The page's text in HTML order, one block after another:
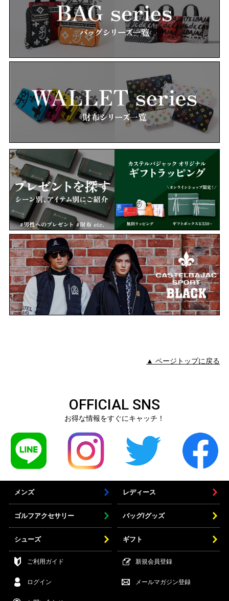
▲ ページトップに戻る
OFFICIAL SNS
お得な情報をすぐにキャッチ！
メンズ レディース
ゴルフアクセサリー バッグ/グッズ
シューズ ギフト
ご利用ガイド 新規会員登録
ログイン メールマガジン登録